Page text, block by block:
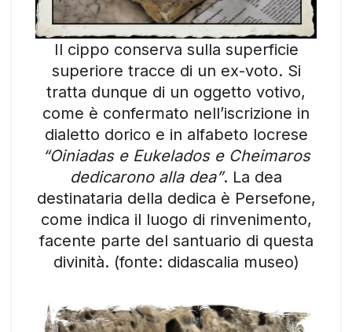
Il cippo conserva sulla superficie
superiore tracce di un ex-voto. Si
tratta dunque di un oggetto votivo,
come è confermato nell’iscrizione in
dialetto dorico e in alfabeto locrese
“Oiniadas e Eukelados e Cheimaros
dedicarono alla dea”. La dea
destinataria della dedica è Persefone,
come indica il luogo di rinvenimento,
facente parte del santuario di questa
divinità. (fonte: didascalia museo)